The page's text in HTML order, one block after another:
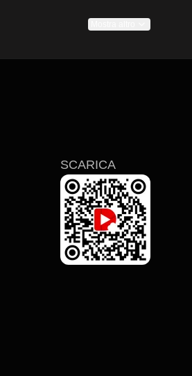
sentimenti complessi in fretta,
travolgente — messaggi segreti,
e goditi drammi in formato breve
SCARICA